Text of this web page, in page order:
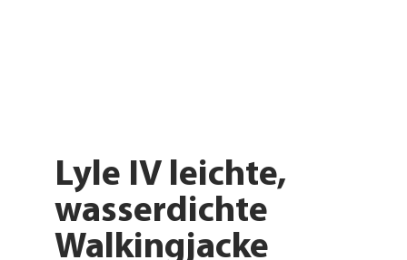
Lyle IV leichte,
wasserdichte
Walkingjacke